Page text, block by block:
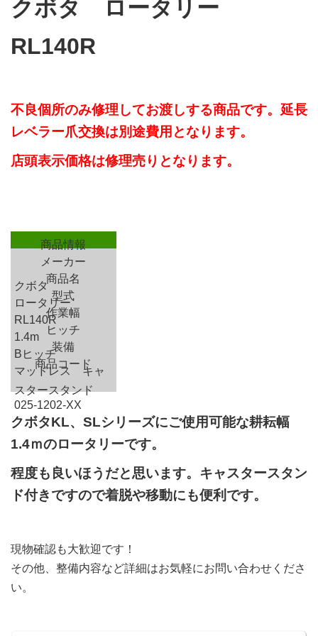
クボタ ロータリー
RL140R
不良個所のみ修理してお渡しする商品です。延長
レベラー爪交換は別途費用となります。
店頭表示価格は修理売りとなります。
商品情報
メーカー
クボタ
商品名
ロータリー
型式
RL140R
作業幅
1.4m
ヒッチ
Bヒッチ
装備
マッドレス キャ
スタースタンド
商品コード
025-1202-XX
クボタKL、SLシリーズにご使用可能な耕耘幅
1.4ｍのロータリーです。
程度も良いほうだと思います。キャスタースタン
ド付きですので着脱や移動にも便利です。
現物確認も大歓迎です！
その他、整備内容など詳細はお気軽にお問い合わせくださ
い。